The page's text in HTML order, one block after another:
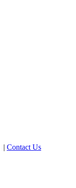
| Contact Us